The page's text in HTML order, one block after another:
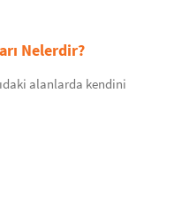
Nelerdir?
alanlarda kendini